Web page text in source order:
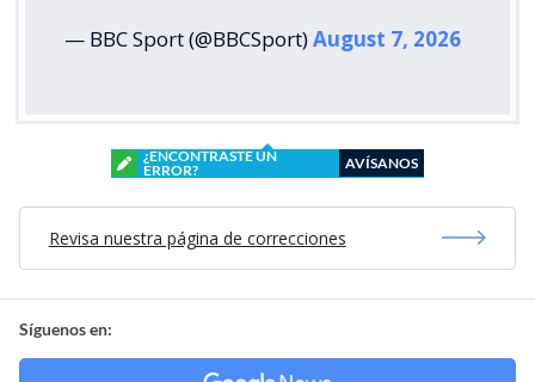
— BBC Sport (@BBCSport)August 7, 2026
¿ENCONTRASTE UN
ERROR?
AVÍSANOS
Revisa nuestra página de correcciones
Síguenos en: